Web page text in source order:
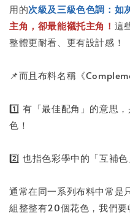
用的次級及三級色色調：
主角，卻最能襯托主角！ 這
整體更耐看、更有設計感！
📌而且布料名稱《
1️⃣ 有「最佳配角」的意思
色！
2️⃣ 也指色彩學中的「互補色
通常在同一系列布料中常是
組整整有20個花色，我們